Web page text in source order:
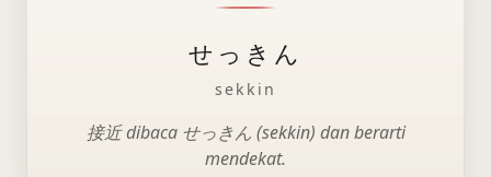
せっきん
sekkin
接近 dibaca せっきん (sekkin) dan berarti
mendekat.